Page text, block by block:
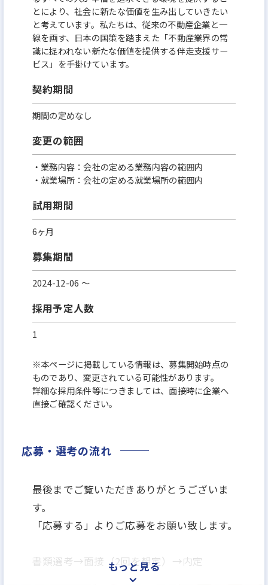
とにより、社会に新たな価値を生み出していきたい
と考えています。私たちは、従来の不動産企業と一
線を画す、日本の国策を踏まえた「不動産業界の常
識に捉われない新たな価値を提供する伴走支援サー
ビス」を手掛けています。
契約期間
期間の定めなし
変更の範囲
・業務内容：会社の定める業務内容の範囲内
・就業場所：会社の定める就業場所の範囲内
試用期間
6ヶ月
募集期間
2024-12-06 〜
採用予定人数
1
※本ページに掲載している情報は、募集開始時点の
ものであり、変更されている可能性があります。
詳細な採用条件等につきましては、面接時に企業へ
直接ご確認ください。
応募・選考の流れ
最後までご覧いただきありがとうございま
す。
「応募する」よりご応募をお願い致します。
書類選考→面接（2回を想定）→内定
もっと見る